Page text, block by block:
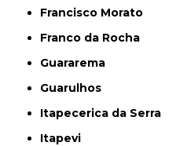
Francisco Morato
Franco da Rocha
Guararema
Guarulhos
Itapecerica da Serra
Itapevi